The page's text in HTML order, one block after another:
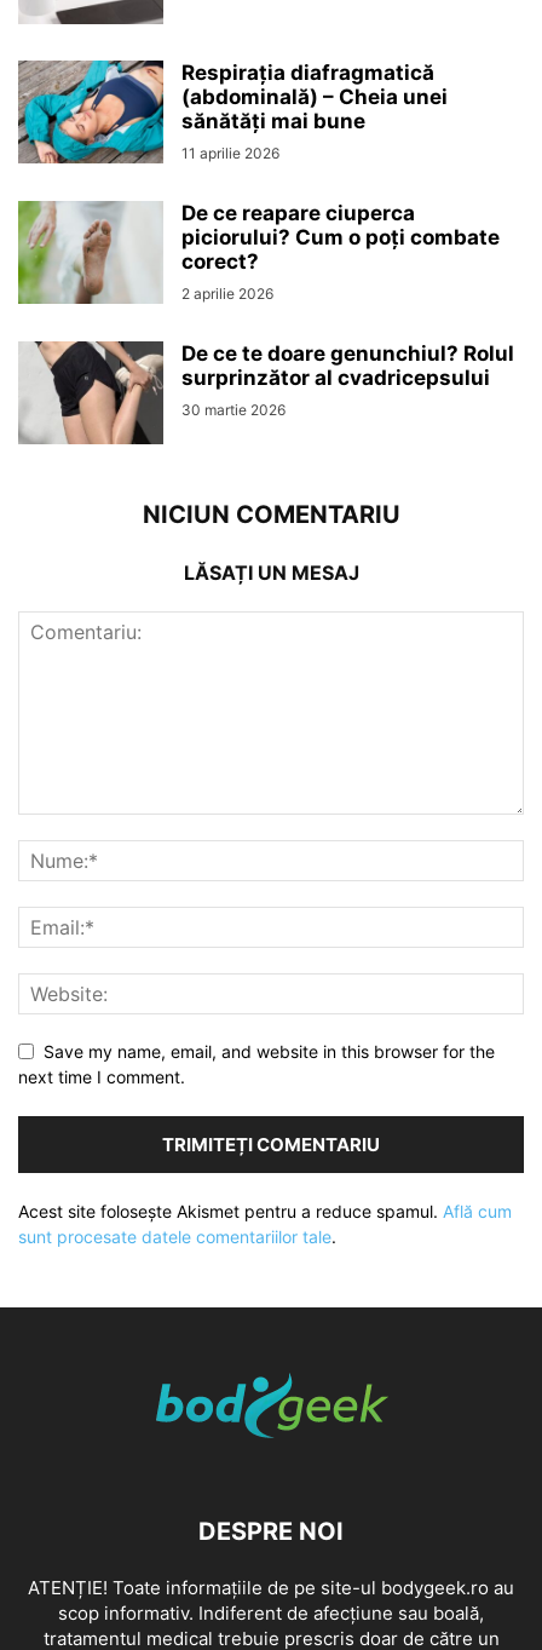
Respirația diafragmatică
(abdominală) – Cheia unei
sănătăți mai bune
11 aprilie 2026
De ce reapare ciuperca
piciorului? Cum o poți combate
corect?
2 aprilie 2026
De ce te doare genunchiul? Rolul
surprinzător al cvadricepsului
30 martie 2026
NICIUN COMENTARIU
LĂSAȚI UN MESAJ
Save my name, email, and website in this browser for the
next time I comment.
Acest site folosește Akismet pentru a reduce spamul. Află cum
sunt procesate datele comentariilor tale.
DESPRE NOI
ATENȚIE! Toate informațiile de pe site-ul bodygeek.ro au
scop informativ. Indiferent de afecțiune sau boală,
tratamentul medical trebuie prescris doar de către un